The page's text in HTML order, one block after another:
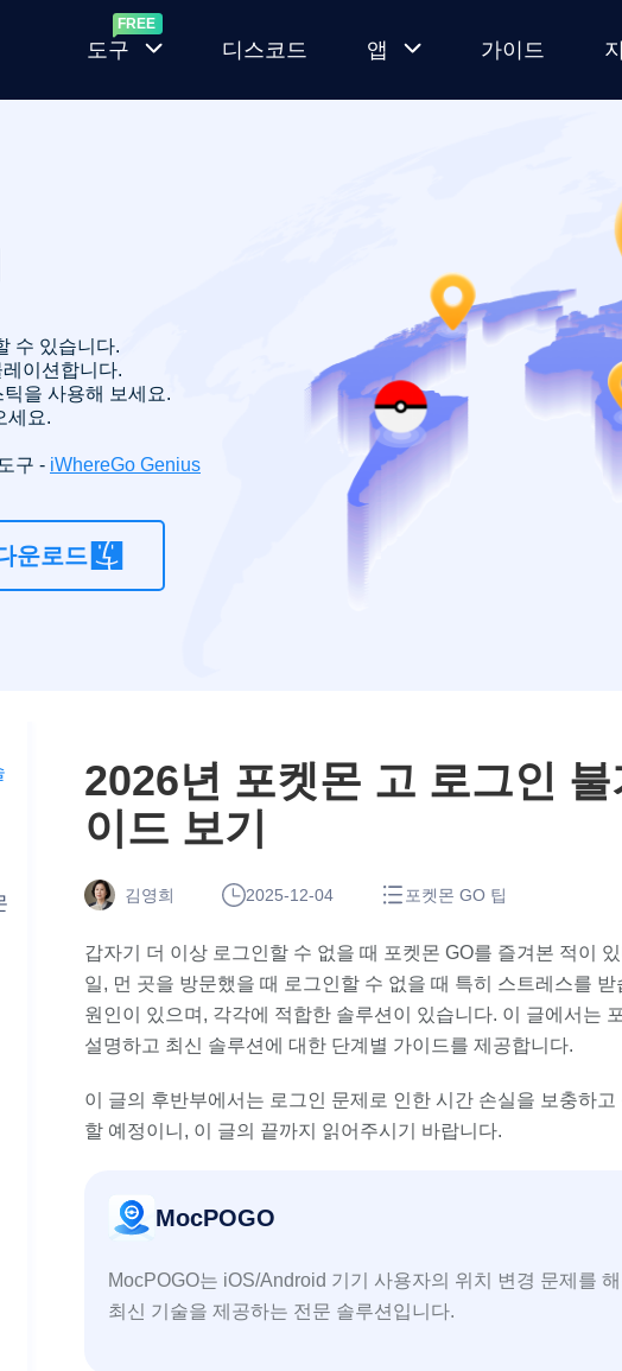
도구
포
몬
IV
산
디스코드 앱
GPS 위치 변
경 앱
MocPOGO
for
Android
가이드
수 있습니다.
이션합니다.
을 사용해 보세요.
세요.
구 - iWhereGo Genius
운로드
2026년 포켓몬 고 로그인
이드 보기
김영희 2025-12-04 포켓몬 GO 팁
갑자기 더 이상 로그인할 수 없을 때 포켓몬 GO를 즐겨본 적이
일, 먼 곳을 방문했을 때 로그인할 수 없을 때 특히 스트레스를
원인이 있으며, 각각에 적합한 솔루션이 있습니다. 이 글에서는
설명하고 최신 솔루션에 대한 단계별 가이드를 제공합니다.
이 글의 후반부에서는 로그인 문제로 인한 시간 손실을 보충하
할 예정이니, 이 글의 끝까지 읽어주시기 바랍니다.
MocPOGO
MocPOGO는 iOS/Android 기기 사용자의 위치 변경 문제를
최신 기술을 제공하는 전문 솔루션입니다.